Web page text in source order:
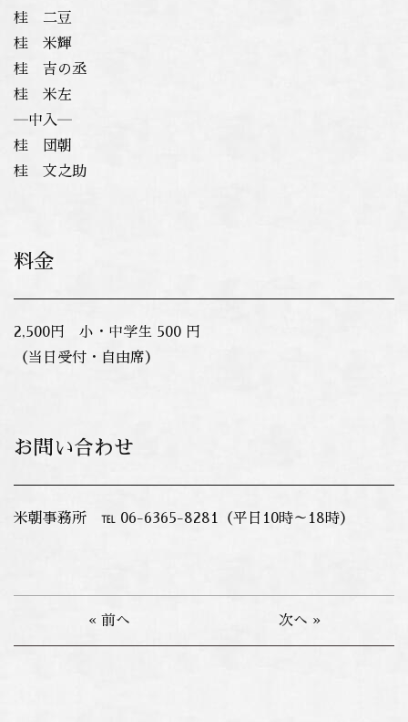
桂 二豆
桂 米輝
桂 吉の丞
桂 米左
―中入―
桂 団朝
桂 文之助
料金
2,500円 小・中学生 500 円
（当日受付・自由席）
お問い合わせ
米朝事務所 ℡ 06-6365-8281（平日10時～18時）
« 前へ 次へ »